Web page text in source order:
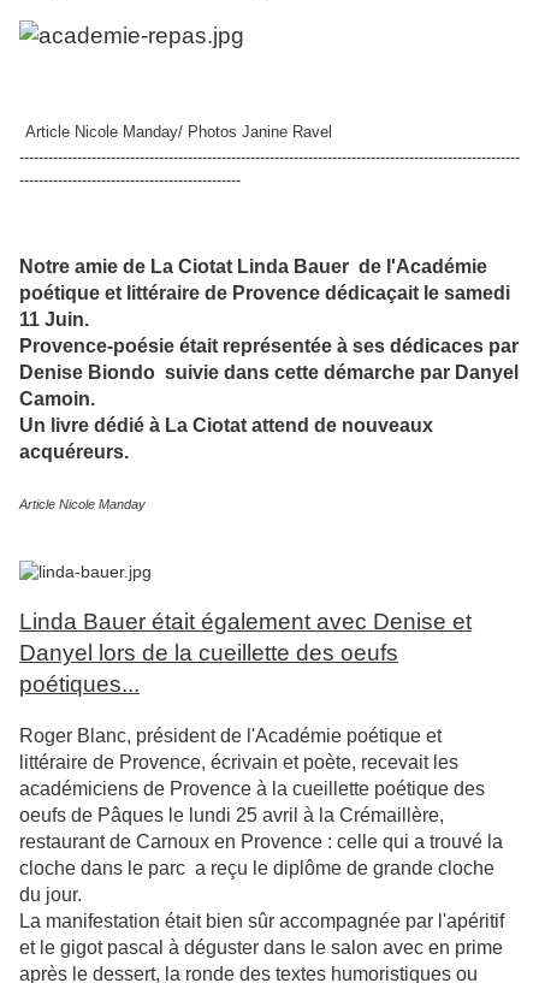
Article Nicole Manday/ Photos Janine Ravel
--------------------------------------------------------------------------------------------------------
----------------------------------------------
Notre amie de La Ciotat Linda Bauer de l'Académie
poétique et littéraire de Provence dédicaçait le samedi
11 Juin.
Provence-poésie était représentée à ses dédicaces par
Denise Biondo suivie dans cette démarche par Danyel
Camoin.
Un livre dédié à La Ciotat attend de nouveaux
acquéreurs.
Article Nicole Manday
Linda Bauer était également avec Denise et
Danyel lors de la cueillette des oeufs
poétiques...
Roger Blanc, président de l'Académie poétique et
littéraire de Provence, écrivain et poète, recevait les
académiciens de Provence à la cueillette poétique des
oeufs de Pâques le lundi 25 avril à la Crémaillère,
restaurant de Carnoux en Provence : celle qui a trouvé la
cloche dans le parc a reçu le diplôme de grande cloche
du jour.
La manifestation était bien sûr accompagnée par l'apéritif
et le gigot pascal à déguster dans le salon avec en prime
après le dessert, la ronde des textes humoristiques ou